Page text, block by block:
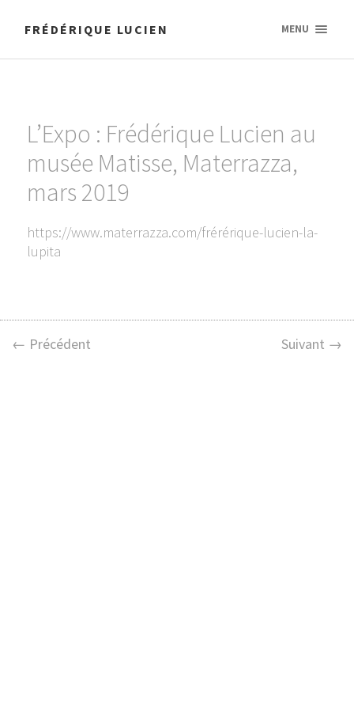
FRÉDÉRIQUE LUCIEN MENU
L’Expo : Frédérique Lucien au
musée Matisse, Materrazza,
mars 2019
https://www.materrazza.com/frérérique-lucien-la-
lupita
← Précédent Suivant →